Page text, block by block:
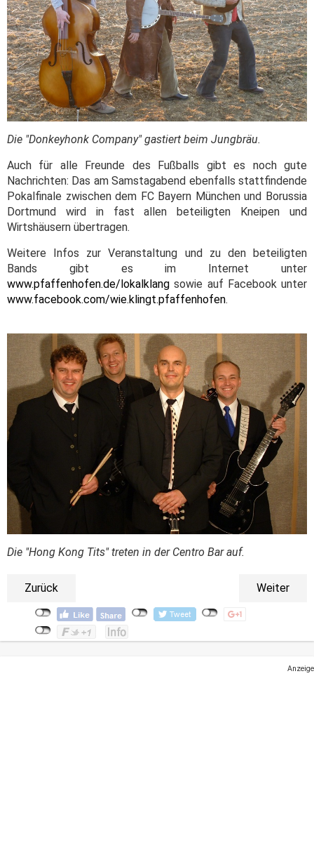
Die "Donkeyhonk Company" gastiert beim Jungbräu.
Auch für alle Freunde des Fußballs gibt es noch gute
Nachrichten: Das am Samstagabend ebenfalls stattfindende
Pokalfinale zwischen dem FC Bayern München und Borussia
Dortmund wird in fast allen beteiligten Kneipen und
Wirtshäusern übertragen.
Weitere Infos zur Veranstaltung und zu den beteiligten
Bands gibt es im Internet unter
www.pfaffenhofen.de/lokalklang sowie auf Facebook unter
www.facebook.com/wie.klingt.pfaffenhofen.
Die "Hong Kong Tits" treten in der Centro Bar auf.
Zurück Weiter
Anzeige